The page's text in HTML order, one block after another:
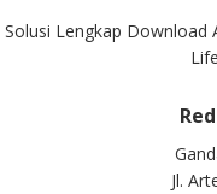
Solusi Lengkap Download
Jl.